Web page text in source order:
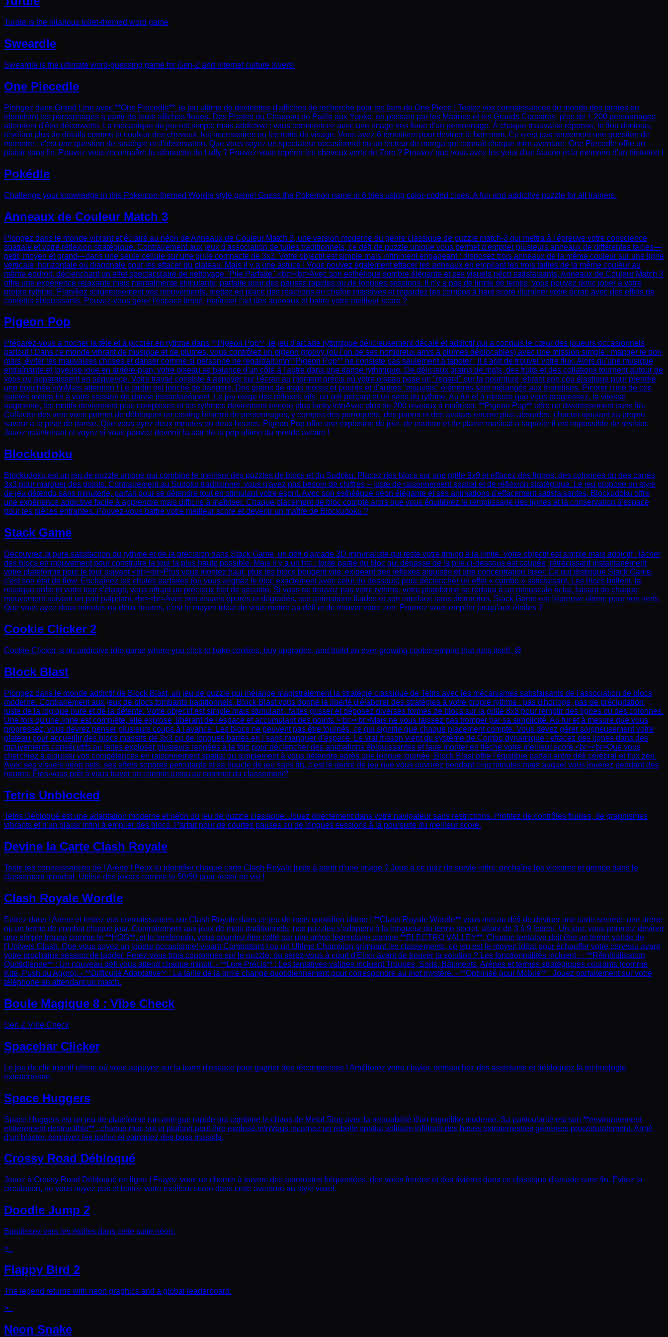
Turdle is the hilarious toilet-themed word game
Sweardle
Sweardle is the ultimate word-guessing game for Gen-Z and internet culture lovers!
One Piecedle
Plongez dans Grand Line avec **One Piecedle**, le jeu ultime de devinettes d'affiches de recherche pour les fans de One Piece ! Testez vos connaissances du monde des pirates en
identifiant les personnages à partir de leurs affiches floues. Des Pirates du Chapeau de Paille aux Yonko, en passant par les Marines et les Grands Corsaires, plus de 1 200 personnages
attendent d'être découverts. La mécanique du jeu est simple mais addictive : vous commencez avec une image très floue d'un personnage. À chaque mauvaise réponse, le flou diminue,
révélant plus de détails comme la couleur des cheveux, les accessoires ou les traits du visage. Vous avez 6 tentatives pour deviner le bon nom. Ce n'est pas seulement une question de
mémoire ; c'est une question de stratégie et d'observation. Que vous soyez un spectateur occasionnel ou un lecteur de manga qui connaît chaque mini-aventure, One Piecedle offre un
plaisir sans fin. Pouvez-vous reconnaître la silhouette de Luffy ? Pouvez-vous repérer les cheveux verts de Zoro ? Prouvez que vous avez les yeux d'un faucon et la mémoire d'un historien !
Pokédle
Challenge your knowledge in this Pokemon-themed Wordle style game! Guess the Pokemon name in 6 tries using color-coded clues. A fun and addictive puzzle for all trainers.
Anneaux de Couleur Match 3
Plongez dans le monde vibrant et éclairé au néon de Anneaux de Couleur Match 3, une version moderne du genre classique de puzzle match-3 qui mettra à l'épreuve votre conscience
spatiale et votre réflexion stratégique. Contrairement aux jeux d'association de tuiles traditionnels, ce défi de puzzle unique vous permet d'empiler plusieurs anneaux de différentes tailles—
petit, moyen et grand—dans une seule cellule sur une grille compacte de 3x3. Votre objectif est simple mais infiniment engageant : disposez trois anneaux de la même couleur sur une ligne
verticale, horizontale ou diagonale pour les effacer du plateau. Mais il y a une astuce ! Vous pouvez également effacer les anneaux en empilant les trois tailles de la même couleur au
même endroit, déclenchant un effet spectaculaire de nettoyage "Pile Parfaite".<br><br>Avec son esthétique sombre élégante et ses visuels néon satisfaisants, Anneaux de Couleur Match 3
offre une expérience relaxante mais mentalmente stimulante, parfaite pour des pauses rapides ou de longues sessions. Il n'y a pas de limite de temps, vous pouvez donc jouer à votre
propre rythme. Planifiez soigneusement vos mouvements, mettez en place des réactions en chaîne massives et regardez les combos à haut score illuminer votre écran avec des effets de
confettis éblouissants. Pouvez-vous gérer l'espace limité, maîtriser l'art des anneaux et battre votre meilleur score ?
Pigeon Pop
Préparez-vous a hocher la tête et à picorer en rythme dans **Pigeon Pop**, le jeu d'arcade rythmique délicieusement décalé et addictif qui a conquis le cœur des joueurs occasionnels
partout ! Dans ce monde vibrant de musique et de plumes, vous contrôlez un pigeon groovy (ou l'un de ses nombreux amis à plumes déblocables) avec une mission simple : manger le bon
maïs, éviter les mauvaises choses et danser comme si personne ne regardait.\n\n**Pigeon Pop** ne consiste pas seulement à tapoter ; il s'agit de trouver votre flux. Alors qu'une musique
entraînante et joyeuse joue en arrière-plan, votre oiseau se balance d'un côté à l'autre dans une danse rythmique. De délicieux grains de maïs, des fruits et des collations tournent autour de
vous ou apparaissent en séquence. Votre travail consiste à appuyer sur l'écran au moment précis où votre oiseau pose un "regard" sur la nourriture, étirant son cou élastique pour prendre
une bouchée.\n\nMais attention ! Le jardin est jonché de dangers. Des grains de maïs moisis et pourris et d'autres "mauvais" éléments sont mélangés aux friandises. Picorer l'une de ces
saletés mettra fin à votre session de danse instantanément. Le jeu exige des réflexes vifs, un œil perçant et un sens du rythme. Au fur et à mesure que vous progressez, la vitesse
augmente, les motifs deviennent plus complexes et les rythmes deviennent encore plus funky.\n\nAvec plus de 200 niveaux à maîtriser, **Pigeon Pop** offre un divertissement sans fin.
Collecter des vers vous permet de débloquer un casting hilarant de personnages, y compris des perroquets, des paons et des avatars encore plus absurdes, chacun ajoutant sa propre
saveur à la piste de danse. Que vous ayez deux minutes ou deux heures, Pigeon Pop offre une explosion de joie, de couleur et de plaisir musical à laquelle il est impossible de résister.
Jouez maintenant et voyez si vous pouvez devenir la star de la pop ultime du monde aviaire !
Blockudoku
Blockudoku est un jeu de puzzle unique qui combine le meilleur des puzzles de blocs et du Sudoku. Placez des blocs sur une grille 9x9 et effacez des lignes, des colonnes ou des carrés
3x3 pour marquer des points. Contrairement au Sudoku traditionnel, vous n'avez pas besoin de chiffres – juste de raisonnement spatial et de réflexion stratégique. Le jeu propose un style
de jeu détendu sans minuterie, parfait pour se détendre tout en stimulant votre esprit. Avec son esthétique néon élégante et ses animations d'effacement satisfaisantes, Blockudoku offre
une expérience addictive facile à apprendre mais difficile à maîtriser. Chaque placement de bloc compte alors que vous équilibrez le remplissage des lignes et la conservation d'espace
pour les pièces entrantes. Pouvez-vous battre votre meilleur score et devenir un maître de Blockudoku ?
Stack Game
Découvrez la pure satisfaction du rythme et de la précision dans Stack Game, un défi d'arcade 3D minimaliste qui teste votre timing à la limite. Votre objectif est simple mais addictif : lâcher
des blocs en mouvement pour construire la tour la plus haute possible. Mais il y a un hic : toute partie du bloc qui dépasse de la pile ci-dessous est coupée, rétrécissant instantanément
votre plateforme pour le tour suivant.<br><br>Plus vous montez haut, plus les blocs bougent vite, exigeant des réflexes aiguisés et une concentration laser. Ce qui distingue Stack Game,
c'est son état de flow. Enchaînez les chutes parfaites (où vous alignez le bloc exactement avec celui du dessous) pour déclencher un effet « combo » satisfaisant. Les blocs brillent, la
musique enfle et votre tour s'élargit, vous offrant un précieux filet de sécurité. Si vous ne trouvez pas votre rythme, votre plateforme se réduira à un minuscule éclat, faisant de chaque
mouvement suivant un pari palpitant.<br><br>Avec ses visuels épurés et dégradés, ses animations fluides et son interface sans distraction, Stack Game est l'épreuve ultime pour vos nerfs.
Que vous ayez deux minutes ou deux heures, c'est le moyen idéal de vous mettre au défi et de trouver votre zen. Pourrez-vous empiler jusqu'aux étoiles ?
Cookie Clicker 2
Cookie Clicker is an addictive idle game where you click to bake cookies, buy upgrades, and build an ever-growing cookie empire that runs itself. 🍪
Block Blast
Plongez dans le monde addictif de Block Blast, un jeu de puzzle qui mélange magistralement la stratégie classique de Tetris avec les mécanismes satisfaisants de l'association de blocs
moderne. Contrairement aux jeux de blocs tombants traditionnels, Block Blast vous donne la liberté d'élaborer des stratégies à votre propre rythme : pas d'horloge, pas de précipitation,
juste de la logique pure et de la détente. Votre objectif est simple mais stimulant : faites glisser et déposez diverses formes de blocs sur la grille 8x8 pour remplir des lignes ou des colonnes.
Une fois qu'une ligne est complète, elle explose, libérant de l'espace et accumulant des points !<br><br>Mais ne vous laissez pas tromper par sa simplicité. Au fur et à mesure que vous
progressez, vous devrez penser plusieurs coups à l'avance. Les blocs ne peuvent pas être tournés, ce qui signifie que chaque placement compte. Vous devez gérer soigneusement votre
plateau pour accueillir des blocs massifs de 3x3 ou de longues barres en I sans manquer d'espace. Le vrai frisson vient du système de Combo dynamique : effacez des lignes dans des
mouvements consécutifs ou faites exploser plusieurs rangées à la fois pour déclencher des animations éblouissantes et faire monter en flèche votre meilleur score.<br><br>Que vous
cherchiez à aiguiser vos compétences en raisonnement spatial ou simplement à vous détendre après une longue journée, Block Blast offre l'équilibre parfait entre défi cérébral et flux zen.
Avec ses visuels néon nets, ses effets sonores percutants et sa boucle de jeu sans fin, c'est le genre de jeu que vous ouvrirez pendant cinq minutes mais auquel vous jouerez pendant des
heures. Êtes-vous prêt à vous frayer un chemin jusqu'au sommet du classement?
Tetris Unblocked
Tetris Débloqué est une adaptation moderne et néon du jeu de puzzle classique. Jouez directement dans votre navigateur sans restrictions. Profitez de contrôles fluides, de graphismes
vibrants et d'un plaisir infini à empiler des blocs. Parfait pour de courtes pauses ou de longues sessions à la poursuite du meilleur score.
Devine la Carte Clash Royale
Teste tes connaissances de l'Arène ! Peux-tu identifier chaque carte Clash Royale juste à partir d'une image ? Joue à ce quiz de survie infini, enchaîne les victoires et grimpe dans le
classement mondial. Utilise des jokers comme le 50/50 pour rester en vie !
Clash Royale Wordle
Entrez dans l'Arène et testez vos connaissances sur Clash Royale dans ce jeu de mots quotidien ultime ! **Clash Royale Wordle** vous met au défi de deviner une carte secrète, une arène
ou un terme de combat chaque jour. Contrairement aux jeux de mots traditionnels, nos puzzles s'adaptent à la longueur du terme secret, allant de 3 à 9 lettres. Un jour, vous pourriez deviner
une simple troupe comme le **HOG**, et le lendemain, vous pourriez être collé par une arène légendaire comme **ELECTRO VALLEY**. Chaque tentative doit être un terme valide de
l'Univers Clash. Que vous soyez un joueur occasionnel visant Combattant I ou un Ultime Champion grimpant les classements, ce jeu est le moyen idéal pour échauffer votre cerveau avant
votre prochaine session de ladder. Ferez-vous trois couronnes sur le puzzle, ou serez-vous à court d'Élixir avant de trouver la solution ? Les fonctionnalités incluent : - **Réinitialisation
Quotidienne** : Un nouveau défi vous attend chaque minuit. - **Lore Précis** : Les tentatives valides incluent Troupes, Sorts, Bâtiments, Arènes et termes stratégiques courants (comme
Kite, Push ou Aggro). - **Difficulté Adaptative** : La taille de la grille change quotidiennement pour correspondre au mot mystère. - **Optimisé pour Mobile** : Jouez parfaitement sur votre
téléphone en attendant un match.
Boule Magique 8 : Vibe Check
Gen Z Vibe Check
Spacebar Clicker
Le jeu de clic inactif ultime où vous appuyez sur la barre d'espace pour gagner des récompenses ! Améliorez votre clavier, embauchez des assistants et débloquez la technologie
extraterrestre.
Space Huggers
Space Huggers est un jeu de plateforme run-and-gun rapide qui combine le chaos de Metal Slug avec la rejouabilité d'un roguelike moderne. Sa particularité est son **environnement
entièrement destructible** : chaque mur, sol et plafond peut être explosé.\n\nVous incarnez un rebelle spatial solitaire infiltrant des bases extraterrestres générées procéduralement. Armé
d'un blaster, esquivez les balles et vainquez des boss massifs.
Crossy Road Débloqué
Jouez à Crossy Road Débloqué en ligne ! Frayez-vous un chemin à travers des autoroutes fréquentées, des voies ferrées et des rivières dans ce classique d'arcade sans fin. Évitez la
circulation, ne vous noyez pas et battez votre meilleur score dans cette aventure au style voxel.
Doodle Jump 2
Bondissez vers les étoiles dans cette suite néon.
>_
Flappy Bird 2
The legend returns with neon graphics and a global leaderboard.
>_
Neon Snake